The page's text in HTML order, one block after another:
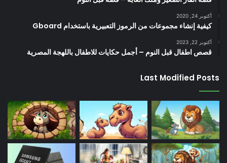
أكتوبر 24, 2020
كيفية إنشاء مجموعات من الرموز التعبيرية باستخدام Gboard
أكتوبر 22, 2023
قصص اطفال قبل النوم – أجمل حكايات للاطفال باللهجة المصرية
Last Modified Posts